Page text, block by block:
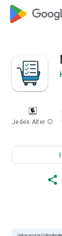
Jedes Alter info